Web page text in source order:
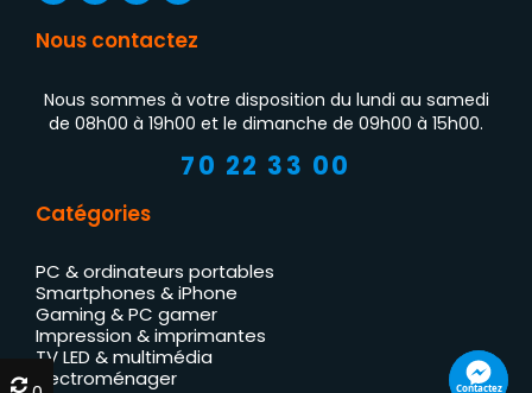
Nous contactez
Nous sommes à votre disposition du lundi au samedi
de 08h00 à 19h00 et le dimanche de 09h00 à 15h00.
70 22 33 00
Catégories
PC & ordinateurs portables
Smartphones & iPhone
Gaming & PC gamer
Impression & imprimantes
TV LED & multimédia
Électroménager
Contactez